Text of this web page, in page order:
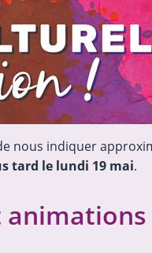
nous indiquer
tard le lundi 19 mai.
animations